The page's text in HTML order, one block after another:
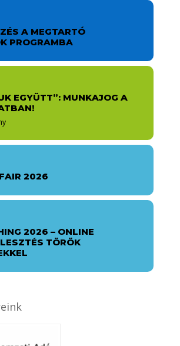
A MEGTARTÓ
PROGRAMBA
EGYÜTT”: MUNKAJOG A
2026
2026 – ONLINE
TÖRÖK